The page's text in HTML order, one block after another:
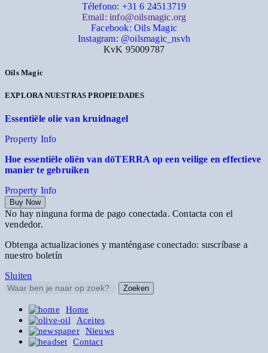
Télefono: +31 6 24513719
Email: info@oilsmagic.org
Facebook: Oils Magic
Instagram: @oilsmagic_nsvh
KvK 95009787
Oils Magic
EXPLORA NUESTRAS PROPIEDADES
Essentiële olie van kruidnagel
Property Info
Hoe essentiële oliën van dōTERRA op een veilige en effectieve
manier te gebruiken
Property Info
Buy Now
No hay ninguna forma de pago conectada. Contacta con el
vendedor.
Obtenga actualizaciones y manténgase conectado: suscríbase a
nuestro boletín
Sluiten
Zoeken
Home
Aceites
Nieuws
Contact